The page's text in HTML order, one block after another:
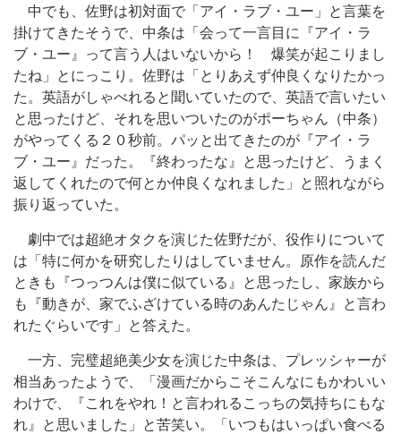
中でも、佐野は初対面で「アイ・ラブ・ユー」と言葉を
掛けてきたそうで、中条は「会って一言目に『アイ・ラ
ブ・ユー』って言う人はいないから！ 爆笑が起こりまし
たね」とにっこり。佐野は「とりあえず仲良くなりたかっ
た。英語がしゃべれると聞いていたので、英語で言いたい
と思ったけど、それを思いついたのがポーちゃん（中条）
がやってくる２０秒前。パッと出てきたのが『アイ・ラ
ブ・ユー』だった。『終わったな』と思ったけど、うまく
返してくれたので何とか仲良くなれました」と照れながら
振り返っていた。
劇中では超絶オタクを演じた佐野だが、役作りについて
は「特に何かを研究したりはしていません。原作を読んだ
ときも『つっつんは僕に似ている』と思ったし、家族から
も『動きが、家でふざけている時のあんたじゃん』と言わ
れたぐらいです」と答えた。
一方、完璧超絶美少女を演じた中条は、プレッシャーが
相当あったようで、「漫画だからこそこんなにもかわいい
わけで、『これをやれ！と言われるこっちの気持ちにもな
れ』と思いました」と苦笑い。「いつもはいっぱい食べる